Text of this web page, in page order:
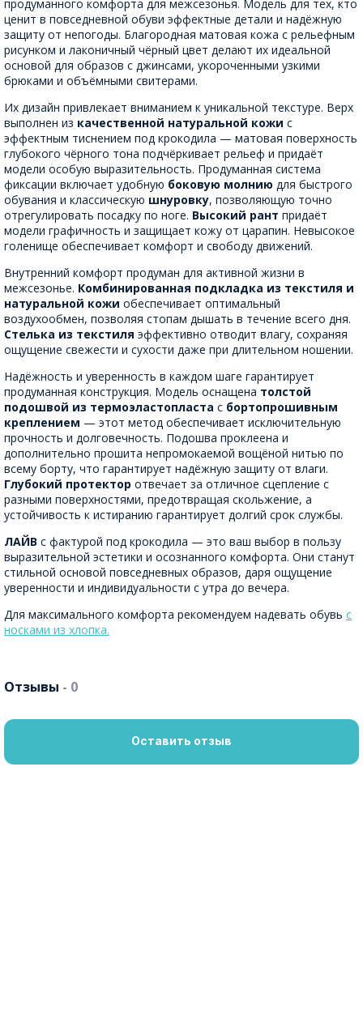
продуманного комфорта для межсезонья. Модель для тех, кто
ценит в повседневной обуви эффектные детали и надёжную
защиту от непогоды. Благородная матовая кожа с рельефным
рисунком и лаконичный чёрный цвет делают их идеальной
основой для образов с джинсами, укороченными узкими
брюками и объёмными свитерами.
Их дизайн привлекает вниманием к уникальной текстуре. Верх
выполнен из качественной натуральной кожи с
эффектным тиснением под крокодила — матовая поверхность
глубокого чёрного тона подчёркивает рельеф и придаёт
модели особую выразительность. Продуманная система
фиксации включает удобную боковую молнию для быстрого
обувания и классическую шнуровку, позволяющую точно
отрегулировать посадку по ноге. Высокий рант придаёт
модели графичность и защищает кожу от царапин. Невысокое
голенище обеспечивает комфорт и свободу движений.
Внутренний комфорт продуман для активной жизни в
межсезонье. Комбинированная подкладка из текстиля и
натуральной кожи обеспечивает оптимальный
воздухообмен, позволяя стопам дышать в течение всего дня.
Стелька из текстиля эффективно отводит влагу, сохраняя
ощущение свежести и сухости даже при длительном ношении.
Надёжность и уверенность в каждом шаге гарантирует
продуманная конструкция. Модель оснащена толстой
подошвой из термоэластопласта с бортопрошивным
креплением — этот метод обеспечивает исключительную
прочность и долговечность. Подошва проклеена и
дополнительно прошита непромокаемой вощёной нитью по
всему борту, что гарантирует надёжную защиту от влаги.
Глубокий протектор отвечает за отличное сцепление с
разными поверхностями, предотвращая скольжение, а
устойчивость к истиранию гарантирует долгий срок службы.
ЛАЙВ с фактурой под крокодила — это ваш выбор в пользу
выразительной эстетики и осознанного комфорта. Они станут
стильной основой повседневных образов, даря ощущение
уверенности и индивидуальности с утра до вечера.
Для максимального комфорта рекомендуем надевать обувь с
носками из хлопка.
Отзывы - 0
Оставить отзыв